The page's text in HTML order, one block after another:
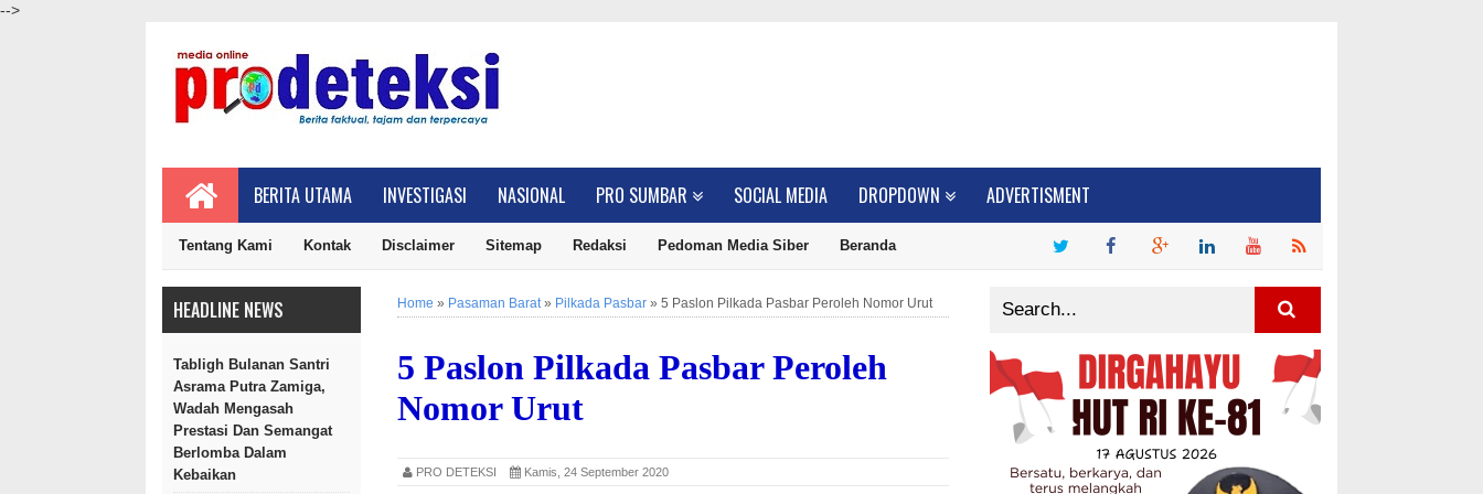
-->
BERITA UTAMA INVESTIGASI NASIONAL PRO SUMBAR SOCIAL MEDIA DROPDOWN ADVERTISMENT
Tentang Kami Kontak Disclaimer Sitemap Redaksi Pedoman Media Siber Beranda
HEADLINE NEWS
Tabligh Bulanan Santri
Asrama Putra Zamiga,
Wadah Mengasah
Prestasi Dan Semangat
Berlomba Dalam
Kebaikan
Home » Pasaman Barat» Pilkada Pasbar » 5 Paslon Pilkada Pasbar Peroleh Nomor Urut
5 Paslon Pilkada Pasbar Peroleh
Nomor Urut
PRO DETEKSI Kamis, 24 September 2020